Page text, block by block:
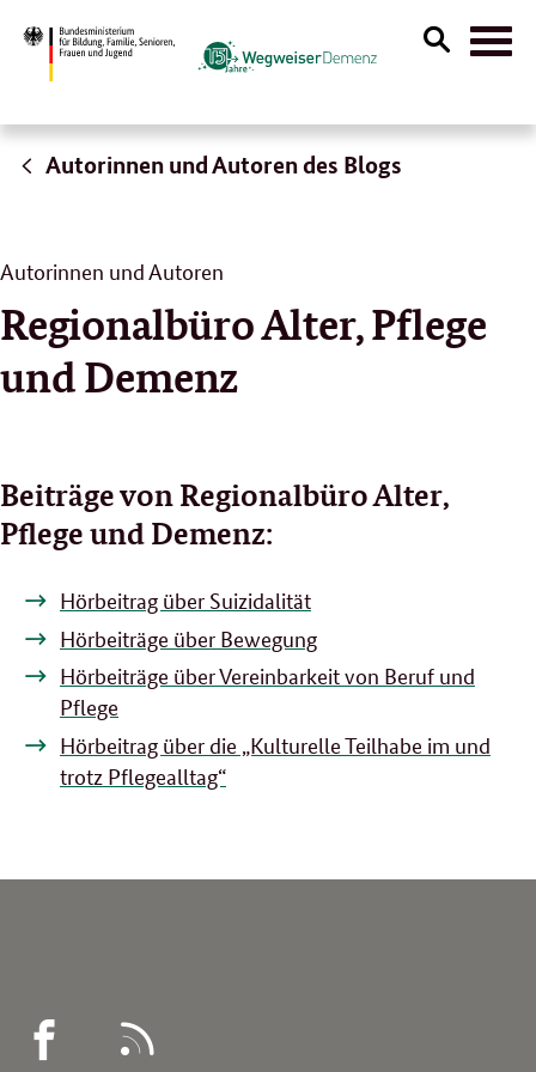
Suche
Autorinnen und Autoren des Blogs
Autorinnen und Autoren
Regionalbüro Alter, Pflege
und Demenz
Beiträge von Regionalbüro Alter,
Pflege und Demenz:
Hörbeitrag über Suizidalität
Hörbeiträge über Bewegung
Hörbeiträge über Vereinbarkeit von Beruf und
Pflege
Hörbeitrag über die „Kulturelle Teilhabe im und
trotz Pflegealltag“
WEGWEISER